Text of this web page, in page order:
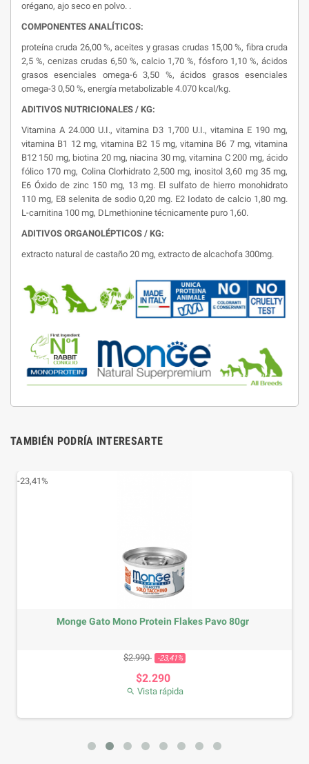
orégano, ajo seco en polvo. .
COMPONENTES ANALÍTICOS:
proteína cruda 26,00 %, aceites y grasas crudas 15,00 %, fibra cruda
2,5 %, cenizas crudas 6,50 %, calcio 1,70 %, fósforo 1,10 %, ácidos
grasos esenciales omega-6 3,50 %, ácidos grasos esenciales
omega-3 0,50 %, energía metabolizable 4.070 kcal/kg.
ADITIVOS NUTRICIONALES / KG:
Vitamina A 24.000 U.I., vitamina D3 1,700 U.I., vitamina E 190 mg,
vitamina B1 12 mg, vitamina B2 15 mg, vitamina B6 7 mg, vitamina
B12 150 mg, biotina 20 mg, niacina 30 mg, vitamina C 200 mg, ácido
fólico 170 mg, Colina Clorhidrato 2,500 mg, inositol 3,60 mg 35 mg,
E6 Óxido de zinc 150 mg, 13 mg. El sulfato de hierro monohidrato
110 mg, E8 selenita de sodio 0,20 mg. E2 Iodato de calcio 1,80 mg.
L-carnitina 100 mg, DLmethionine técnicamente puro 1,60.
ADITIVOS ORGANOLÉPTICOS / KG:
extracto natural de castaño 20 mg, extracto de alcachofa 300mg.
TAMBIÉN PODRÍA INTERESARTE
Monge Gato Mono Protein Flakes Pavo 80gr
Precio base
$2.990 -23,41% Precio
$2.290
-23,41%
 Vista rápida